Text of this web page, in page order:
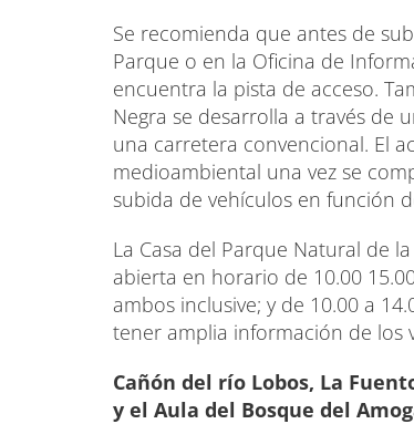
Se recomienda que antes de
Parque o en la Oficina de
encuentra la pista de acceso.
Negra se desarrolla a través de
una carretera convencional. El
medioambiental una vez se
subida de vehículos en función
La Casa del Parque Natural de
abierta en horario de 10.00
ambos inclusive; y de 10.00 a
tener amplia información de los
Cañón del río Lobos, La
y el Aula del Bosque del